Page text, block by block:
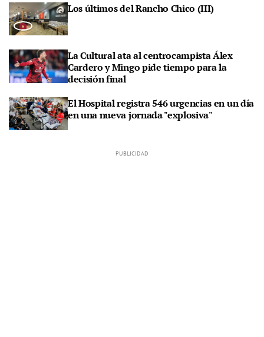
Los últimos del Rancho Chico (III)
La Cultural ata al centrocampista Álex
Cardero y Mingo pide tiempo para la
decisión final
El Hospital registra 546 urgencias en un día
en una nueva jornada "explosiva"